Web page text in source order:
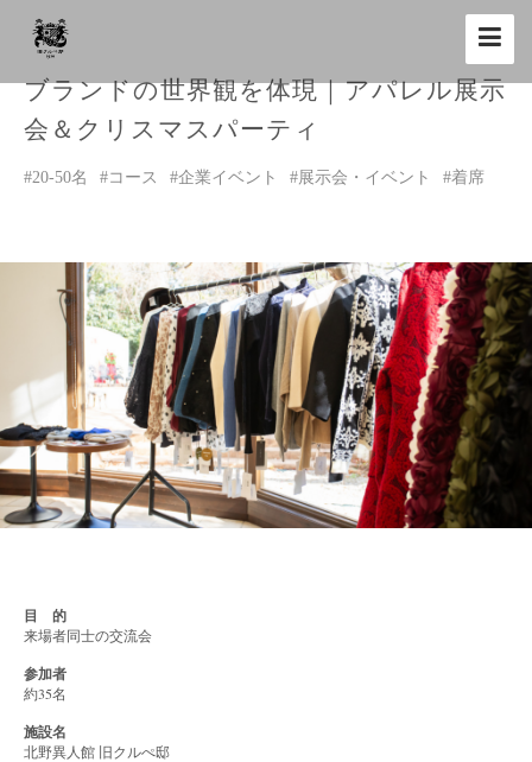
Toggle
ブランドの世界観を体現｜アパレル展示
会＆クリスマスパーティ
#20-50名 #コース #企業イベント #展示会・イベント #着席
目 的
来場者同士の交流会
参加者
約35名
施設名
北野異人館 旧クルぺ邸